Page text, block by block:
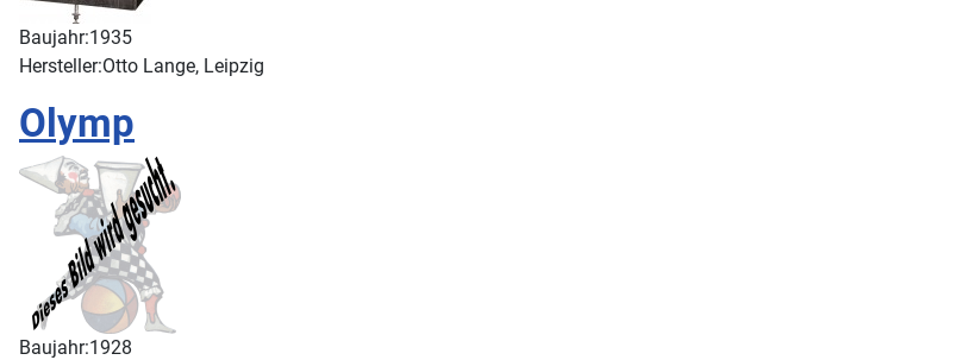
Baujahr:1935
Hersteller:Otto Lange, Leipzig
Olymp
Baujahr:1928